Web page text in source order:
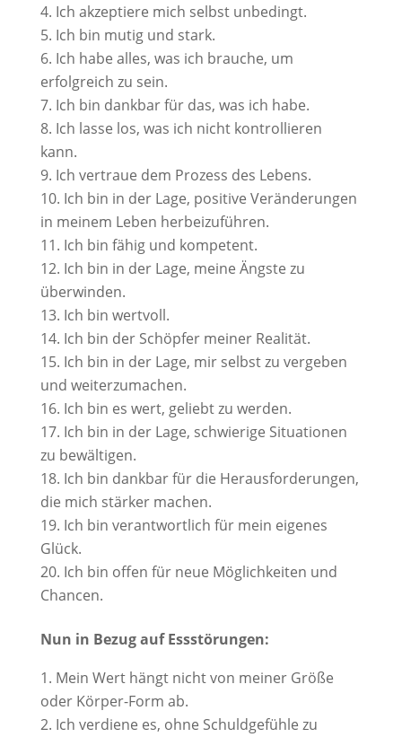
Ich akzeptiere mich selbst unbedingt.
Ich bin mutig und stark.
Ich habe alles, was ich brauche, um
erfolgreich zu sein.
Ich bin dankbar für das, was ich habe.
Ich lasse los, was ich nicht kontrollieren
kann.
Ich vertraue dem Prozess des Lebens.
Ich bin in der Lage, positive Veränderungen
in meinem Leben herbeizuführen.
Ich bin fähig und kompetent.
Ich bin in der Lage, meine Ängste zu
überwinden.
Ich bin wertvoll.
Ich bin der Schöpfer meiner Realität.
Ich bin in der Lage, mir selbst zu vergeben
und weiterzumachen.
Ich bin es wert, geliebt zu werden.
Ich bin in der Lage, schwierige Situationen
zu bewältigen.
Ich bin dankbar für die Herausforderungen,
die mich stärker machen.
Ich bin verantwortlich für mein eigenes
Glück.
Ich bin offen für neue Möglichkeiten und
Chancen.
Nun in Bezug auf Essstörungen:
Mein Wert hängt nicht von meiner Größe
oder Körper-Form ab.
Ich verdiene es, ohne Schuldgefühle zu